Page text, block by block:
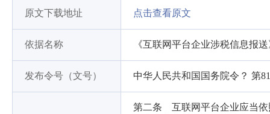
原文下载地址 点击查看原文
依据名称 《互联网平台企业涉税信息报
发布令号（文号） 中华人民共和国国务院令？ 第
第二条 互联网平台企业应当依